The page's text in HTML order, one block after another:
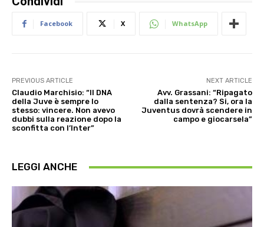
Facebook X WhatsApp
PREVIOUS ARTICLE
Claudio Marchisio: “Il DNA
della Juve è sempre lo
stesso: vincere. Non avevo
dubbi sulla reazione dopo la
sconfitta con l’Inter”
NEXT ARTICLE
Avv. Grassani: “Ripagato
dalla sentenza? Si, ora la
Juventus dovrà scendere in
campo e giocarsela”
LEGGI ANCHE